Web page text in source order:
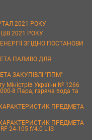
2021 РОКУ
2021 РОКУ
ЗГІДНО ПОСТАНОВИ
ПАЛИВО ДЛЯ
ЗАКУПІВЛІ "ППМ"
Міністрів України № 1266
8 Пара, гаряча вода та
ПРЕДМЕТА
ПРЕДМЕТА
24-105 f/4.0 L IS